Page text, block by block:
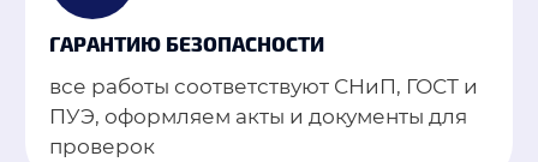
ГАРАНТИЮ БЕЗОПАСНОСТИ
все работы соответствуют СНиП, ГОСТ и
ПУЭ, оформляем акты и документы для
проверок